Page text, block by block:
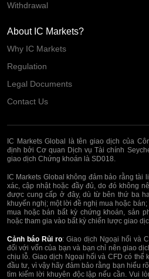
Withdrawal
About IC Markets?
Why IC Markets
Regulation
Legal Documents
Contact Us
IC Markets Global là tên giao dịch của
định bởi Cơ quan Dịch vụ Tài chính
giao dịch Chứng khoán là SD018.
IC Markets Global không đảm bảo rằng
xác, cập nhật hoặc đầy đủ, do đó không
được cung cấp ở đây, dù từ bên thứ ba
khuyến nghị; một lời đề nghị mua hoặc
mua hoặc bán bất kỳ chứng khoán, sản
hoặc tham gia vào bất kỳ chiến lược giao
Cảnh báo Rủi ro: Giao dịch Ngoại hối và
đối với vốn của bạn và bạn chỉ nên giao
chịu lỗ. Giao dịch Ngoại hối và CFD có thể
đầu tư, vì vậy hãy đảm bảo rằng bạn hiểu
tìm kiếm lời khuyên độc lập nếu cần. Vui